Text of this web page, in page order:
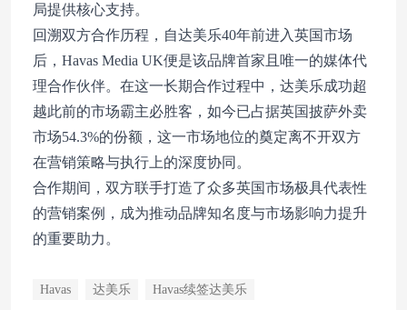
局提供核心支持。
回溯双方合作历程，自达美乐40年前进入英国市场
后，Havas Media UK便是该品牌首家且唯一的媒体代
理合作伙伴。在这一长期合作过程中，达美乐成功超
越此前的市场霸主必胜客，如今已占据英国披萨外卖
市场54.3%的份额，这一市场地位的奠定离不开双方
在营销策略与执行上的深度协同。
合作期间，双方联手打造了众多英国市场极具代表性
的营销案例，成为推动品牌知名度与市场影响力提升
的重要助力。
Havas 达美乐 Havas续签达美乐